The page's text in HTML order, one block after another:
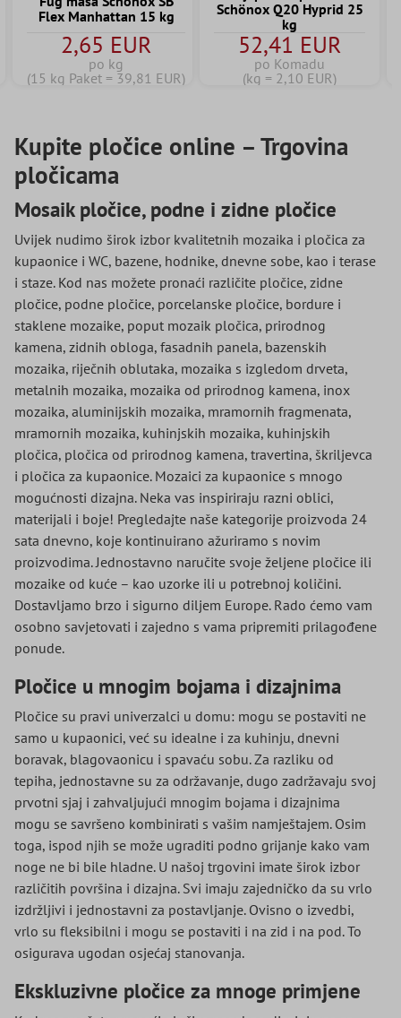
Flex Manhattan 15 kg
2,65 EUR
po kg
(15 kg Paket = 39,81 EUR)
Schönox Q20 Hyprid 25
kg
52,41 EUR
po Komadu
(kg = 2,10 EUR)
Kupite pločice online – Trgovina
pločicama
Mosaik pločice, podne i zidne pločice
Uvijek nudimo širok izbor kvalitetnih mozaika i pločica za
kupaonice i WC, bazene, hodnike, dnevne sobe, kao i terase
i staze. Kod nas možete pronaći različite pločice, zidne
pločice, podne pločice, porcelanske pločice, bordure i
staklene mozaike, poput mozaik pločica, prirodnog
kamena, zidnih obloga, fasadnih panela, bazenskih
mozaika, riječnih oblutaka, mozaika s izgledom drveta,
metalnih mozaika, mozaika od prirodnog kamena, inox
mozaika, aluminijskih mozaika, mramornih fragmenata,
mramornih mozaika, kuhinjskih mozaika, kuhinjskih
pločica, pločica od prirodnog kamena, travertina, škriljevca
i pločica za kupaonice. Mozaici za kupaonice s mnogo
mogućnosti dizajna. Neka vas inspiriraju razni oblici,
materijali i boje! Pregledajte naše kategorije proizvoda 24
sata dnevno, koje kontinuirano ažuriramo s novim
proizvodima. Jednostavno naručite svoje željene pločice ili
mozaike od kuće – kao uzorke ili u potrebnoj količini.
Dostavljamo brzo i sigurno diljem Europe. Rado ćemo vam
osobno savjetovati i zajedno s vama pripremiti prilagođene
ponude.
Pločice u mnogim bojama i dizajnima
Pločice su pravi univerzalci u domu: mogu se postaviti ne
samo u kupaonici, već su idealne i za kuhinju, dnevni
boravak, blagovaonicu i spavaću sobu. Za razliku od
tepiha, jednostavne su za održavanje, dugo zadržavaju svoj
prvotni sjaj i zahvaljujući mnogim bojama i dizajnima
mogu se savršeno kombinirati s vašim namještajem. Osim
toga, ispod njih se može ugraditi podno grijanje kako vam
noge ne bi bile hladne. U našoj trgovini imate širok izbor
različitih površina i dizajna. Svi imaju zajedničko da su vrlo
izdržljivi i jednostavni za postavljanje. Ovisno o izvedbi,
vrlo su fleksibilni i mogu se postaviti i na zid i na pod. To
osigurava ugodan osjećaj stanovanja.
Ekskluzivne pločice za mnoge primjene